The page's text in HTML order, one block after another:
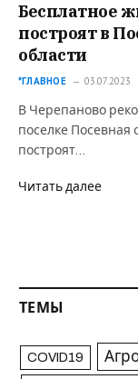
Бесплатное
построят в
области
*ГЛАВНОЕ 03.07.2023
В Черепаново
поселке Посевная
построят…
Читать далее
ТЕМЫ
COVID19